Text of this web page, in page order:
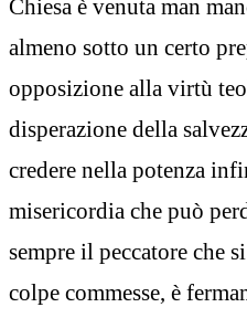
Chiesa è venuta man
almeno sotto un certo
opposizione alla virtù
disperazione della
credere nella potenza
misericordia che può
sempre il peccatore che
colpe commesse, è